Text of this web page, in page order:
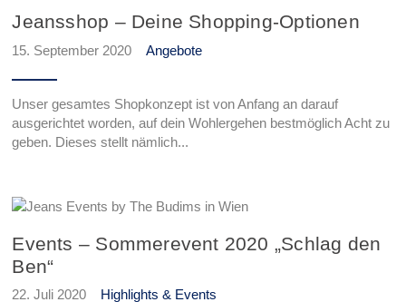
Jeansshop – Deine Shopping-Optionen
15. September 2020 Angebote
Unser gesamtes Shopkonzept ist von Anfang an darauf
ausgerichtet worden, auf dein Wohlergehen bestmöglich Acht zu
geben. Dieses stellt nämlich...
Events – Sommerevent 2020 „Schlag den
Ben“
22. Juli 2020 Highlights & Events